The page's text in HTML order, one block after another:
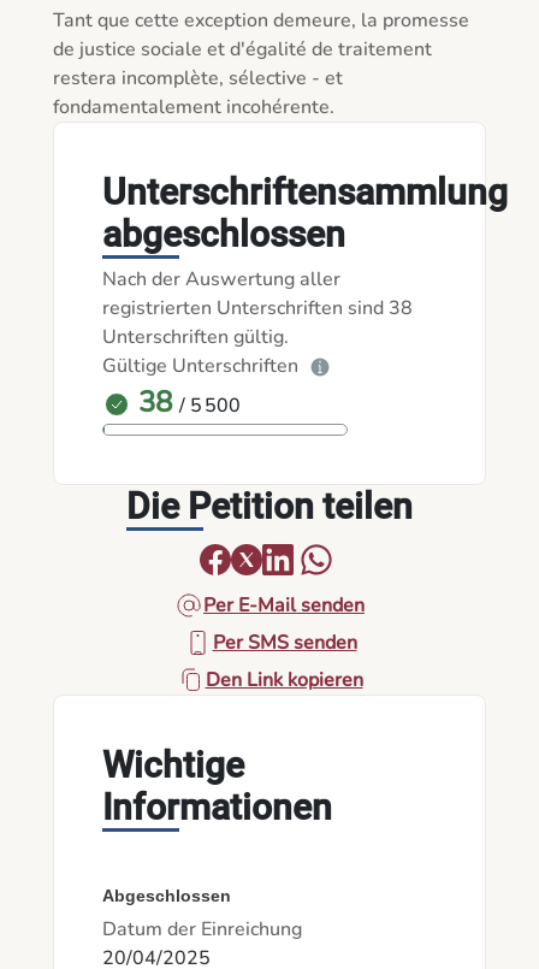
Tant que cette exception demeure, la promesse
de justice sociale et d'égalité de traitement
restera incomplète, sélective - et
fondamentalement incohérente.
Unterschriftensammlung
abgeschlossen
Nach der Auswertung aller
registrierten Unterschriften sind 38
Unterschriften gültig.
Gültige Unterschriften
38 / 5 500
Die Petition teilen
Per E-Mail senden
Per SMS senden
Den Link kopieren
Wichtige
Informationen
Abgeschlossen
Datum der Einreichung
20/04/2025